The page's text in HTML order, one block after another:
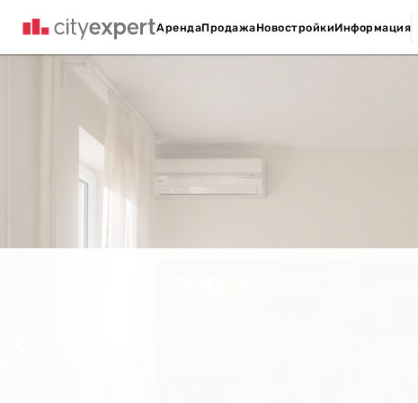
АрендаПродажаНовостройкиИнформация